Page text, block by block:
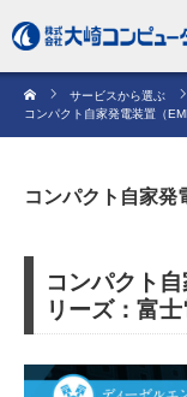
サービスから選ぶ
コンパクト自家発電装置（
コンパクト自家発
コンパクト
リーズ：富士